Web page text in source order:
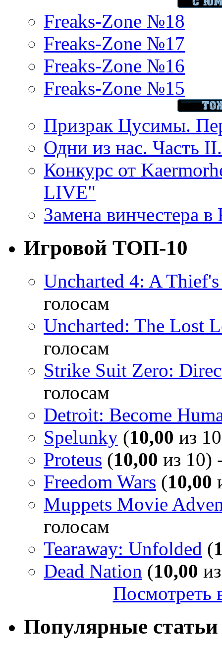
Freaks-Zone №18
Freaks-Zone №17
Freaks-Zone №16
Freaks-Zone №15
Призрак Цусимы.
Одни из нас. Часть
Конкурс от
LIVE"
Замена винчестера
Игровой ТОП-10
Uncharted 4: A
голосам
Uncharted: The Lost
голосам
Strike Suit Zero:
голосам
Detroit: Become
Spelunky (10,00 из
Proteus (10,00 из 10)
Freedom Wars (10,00
Muppets Movie
голосам
Tearaway: Unfolded (
Dead Nation (10,00
Посмотреть
Популярные статьи